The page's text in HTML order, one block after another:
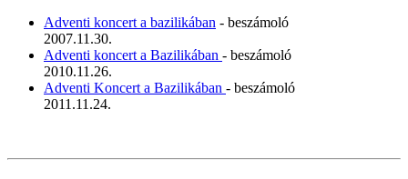
Adventi koncert a bazilikában - beszámoló
2007.11.30.
Adventi koncert a Bazilikában - beszámoló
2010.11.26.
Adventi Koncert a Bazilikában - beszámoló
2011.11.24.